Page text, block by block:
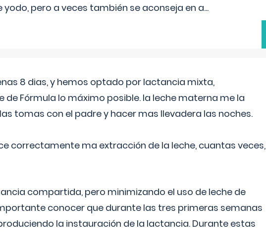
pero a veces también se aconseja en a...
8 dias, y hemos optado por lactancia mixta,
de Fórmula lo máximo posible. la leche materna me la
tomas con el padre y hacer mas llevadera las noches.
correctamente ma extracción de la leche, cuantas veces,
compartida, pero minimizando el uso de leche de
conocer que durante las tres primeras semanas
la instauración de la lactancia. Durante estas